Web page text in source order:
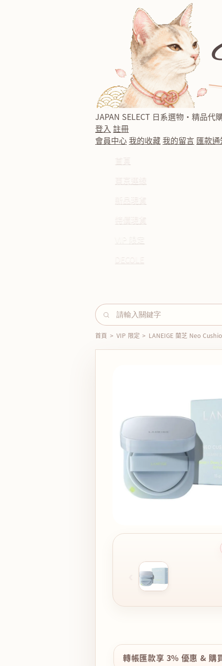
JAPAN SELECT 日系選物・精品代
登入 註冊
會員中心我的收藏我的留言 匯款
首頁
東京連線
新品現貨
特價現貨
VIP 限定
首頁 > VIP 限定 > LANEIGE 蘭芝 Neo
轉帳匯款享 3% 優惠 & 購